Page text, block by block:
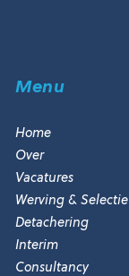
Menu
Home
Over
Vacatures
Werving & Selectie
Detachering
Interim
Consultancy